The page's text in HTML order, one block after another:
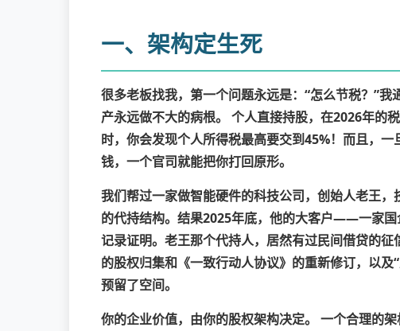
一、架构定生死
很多老板找我，第一个问题永远是：“怎么节税？”
产永远做不大的病根。 个人直接持股，在2026年的
时，你会发现个人所得税最高要交到45%！而且，
钱，一个官司就能把你打回原形。
我们帮过一家做智能硬件的科技公司，创始人老王
的代持结构。结果2025年底，他的大客户——一家
记录证明。老王那个代持人，居然有过民间借贷的
的股权归集和《一致行动人协议》的重新修订，以及
预留了空间。
你的企业价值，由你的股权架构决定。 一个合理的